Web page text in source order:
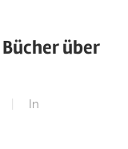
über
In